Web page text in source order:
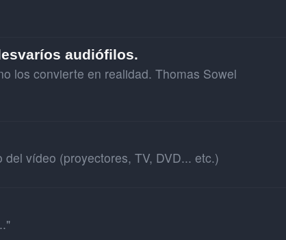
audiófilos.
los convierte en realidad. Thomas Sowel
vídeo (proyectores, TV, DVD... etc.)